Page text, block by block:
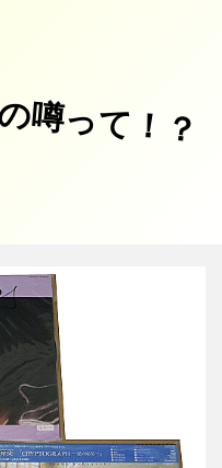
噂って！？